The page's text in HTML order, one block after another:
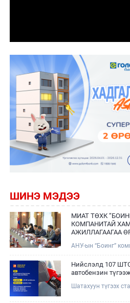
ШИНЭ МЭДЭЭ
МИАТ ТӨХК
КОМПАНИТАЙ
АЖИЛЛАГААГАА
АНУ-ын “Боинг”
борлуулалт,
хариуцсан Дэд
Эдвардс тэргүүтэй
Зам, тээврийн сайд
Нийслэлд 107
автобензин
Шатахуун түгээх